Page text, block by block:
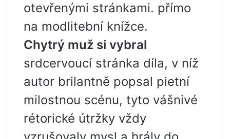
otevřenými stránkami. přímo
na modlitební knížce.
Chytrý muž si vybral
srdcervoucí stránka díla, v níž
autor brilantně popsal pietní
milostnou scénu, tyto vášnivé
rétorické útržky vždy